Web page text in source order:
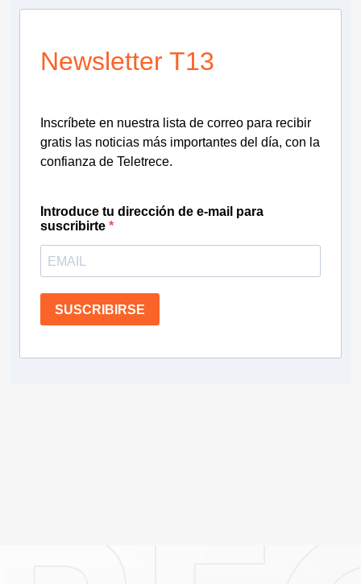
Newsletter T13
Inscríbete en nuestra lista de correo para recibir
gratis las noticias más importantes del día, con la
confianza de Teletrece.
Introduce tu dirección de e-mail para
suscribirte
SUSCRIBIRSE